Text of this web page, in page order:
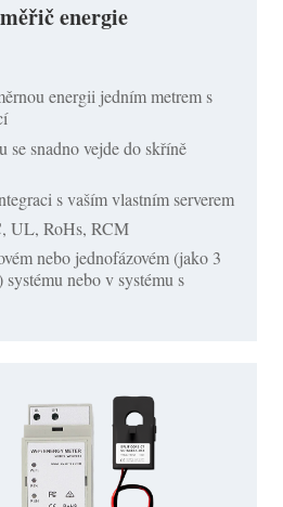
energie
energii jedním metrem s
snadno vejde do skříně
s vaším vlastním serverem
UL, RoHs, RCM
nebo jednofázovém (jako 3
systému nebo v systému s